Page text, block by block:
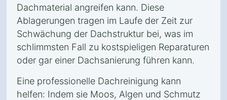
Dachmaterial angreifen kann. Diese
Ablagerungen tragen im Laufe der Zeit zur
Schwächung der Dachstruktur bei, was im
schlimmsten Fall zu kostspieligen Reparaturen
oder gar einer Dachsanierung führen kann.
Eine professionelle Dachreinigung kann
helfen: Indem sie Moos, Algen und Schmutz